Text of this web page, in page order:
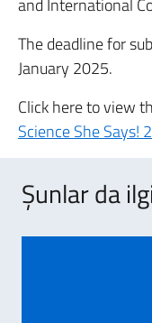
and International
The deadline for
January 2025.
Click here to view
Science She Says!
Şunlar da